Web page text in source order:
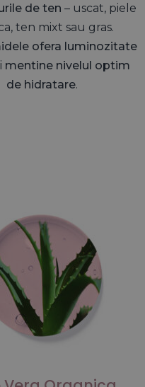
de ten – uscat, piele
ten mixt sau gras.
ofera luminozitate
mentine nivelul optim
de hidratare.